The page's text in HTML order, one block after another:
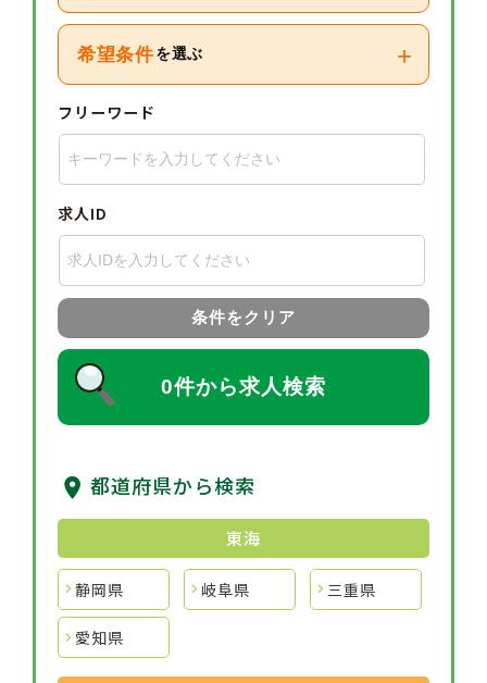
希望条件 を選ぶ +
フリーワード
求人ID
条件をクリア
0件から求人検索
都道府県から検索
東海
静岡県 岐阜県 三重県
愛知県